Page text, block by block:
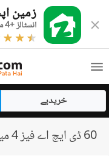
زمین
انسٹالز +4 ملین
خریدیے
60 ڈی ایچ اے فیز 4 میں فلیٹس کرایہ پر دستیاب